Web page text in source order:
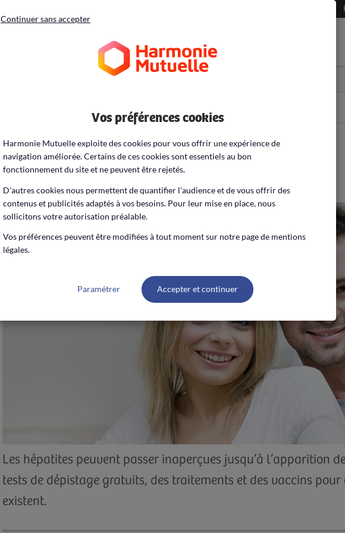
Maladies et prévention
Les hépatites peuvent passer inaperçues jusqu’à l’apparition
tests de dépistage gratuits, des traitements et des vaccins
existent.
Vos préférences cookies
Harmonie Mutuelle exploite des cookies pour vous offrir une expérience de
navigation améliorée. Certains de ces cookies sont essentiels au bon
fonctionnement du site et ne peuvent être rejetés.
D'autres cookies nous permettent de quantifier l'audience et de vous offrir des
contenus et publicités adaptés à vos besoins. Pour leur mise en place, nous
sollicitons votre autorisation préalable.
Vos préférences peuvent être modifiées à tout moment sur notre page de mentions
légales.
Continuer sans accepter
Paramétrer Accepter et continuer